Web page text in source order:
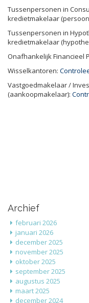
Tussenpersonen in
kredietmakelaar
Tussenpersonen in
kredietmakelaar
Onafhankelijk Financieel
Wisselkantoren:
Vastgoedmakelaar /
(aankoopmakelaar):
Archief
februari 2026
januari 2026
december 2025
november 2025
oktober 2025
september 2025
augustus 2025
maart 2025
december 2024